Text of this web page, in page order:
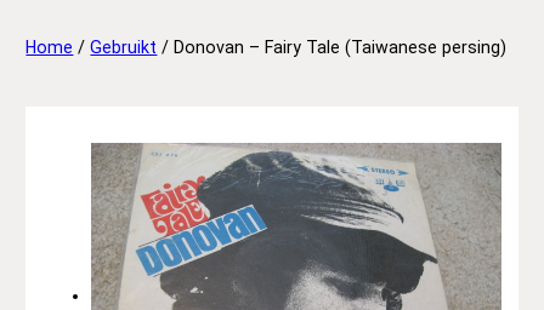
Home /Gebruikt / Donovan – Fairy Tale (Taiwanese persing)